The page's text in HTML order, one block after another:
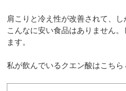
肩こりと冷え性が改善されて、し
こんなに安い食品はありません。
ます。
私が飲んでいるクエン酸はこち